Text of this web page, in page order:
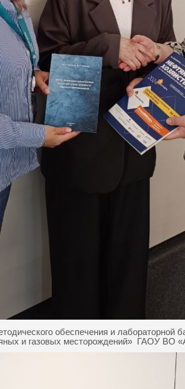
обеспечения и лабораторной
и газовых месторождений» ГАОУ ВО